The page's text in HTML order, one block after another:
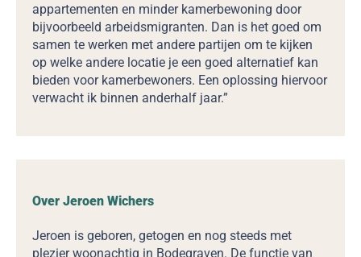
appartementen en minder kamerbewoning door
bijvoorbeeld arbeidsmigranten. Dan is het goed om
samen te werken met andere partijen om te kijken
op welke andere locatie je een goed alternatief kan
bieden voor kamerbewoners. Een oplossing hiervoor
verwacht ik binnen anderhalf jaar.”
Over Jeroen Wichers
Jeroen is geboren, getogen en nog steeds met
plezier woonachtig in Bodegraven. De functie van